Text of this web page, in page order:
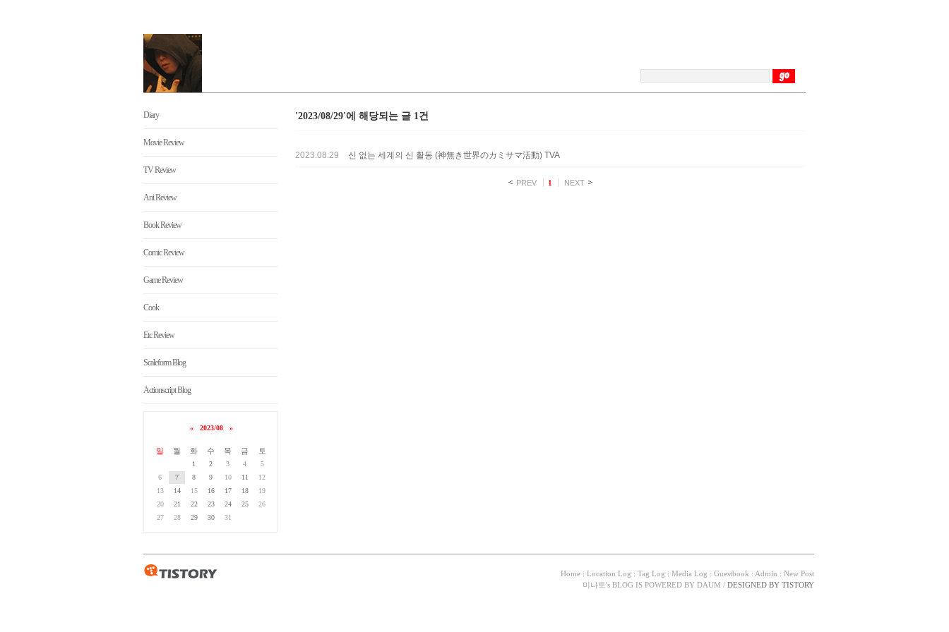
Diary
Movie Review
TV Review
Ani Review
Book Review
Comic Review
Game Review
Cook
Etc Review
Scaleform Blog
Actionscript Blog
« 2023/08 »
일 월 화 수 목 금 토
1 2 3 4
5
6
7 8 9 10 11
12
13
14 15 16 17 18
19
20
21 22 23 24 25
26
27
28 29 30 31
'2023/08/29'에 해당되는 글 1건
2023.08.29 신 없는 세계의 신 활동 (神無き世界のカミサマ活動) TVA
PREV 1 NEXT
Home : Location Log : Tag Log : Media Log : Guestbook : Admin : New Post
미나토's BLOG IS POWERED BY DAUM / DESIGNED BY TISTORY